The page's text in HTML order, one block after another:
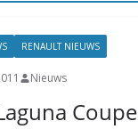
RENAULT NIEUWS
Nieuws